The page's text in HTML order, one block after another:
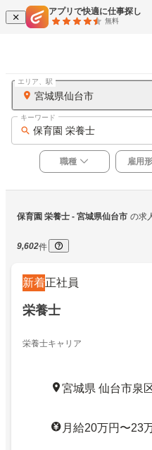
アプリで快適に仕事探し
無料
宮城県仙台市
エリア、駅
保育園 栄養士
キーワード
職種 雇用
保育園 栄養士 - 宮城県仙台市 の求
9,602件
新着正社員
栄養士
栄養士キャリア
宮城県 仙台市泉
月給20万円〜23